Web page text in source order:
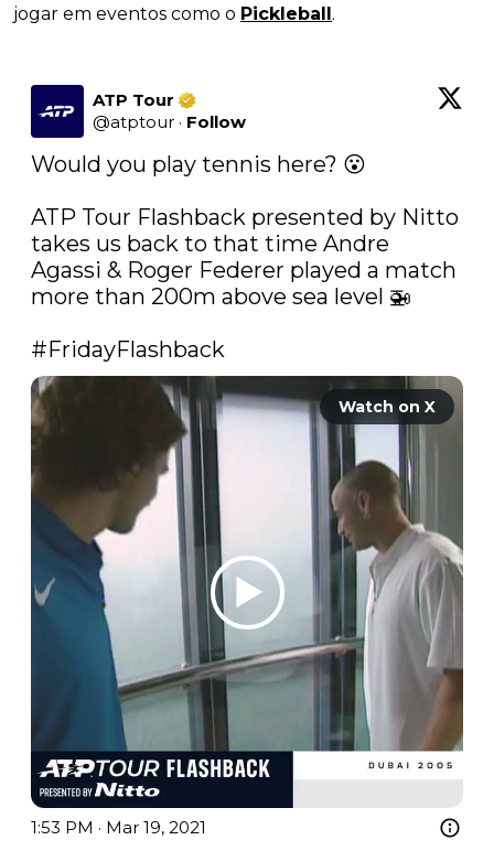
jogar em eventos como o Pickleball.
ATP Tour
@atptour · Follow
Would you play tennis here? 😮
ATP Tour Flashback presented by Nitto
takes us back to that time Andre
Agassi & Roger Federer played a match
more than 200m above sea level 🚁
#FridayFlashback
Watch on X
1:53 PM · Mar 19, 2021